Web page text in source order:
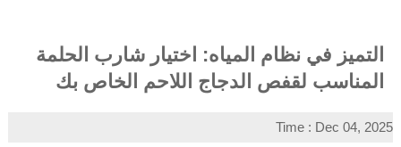
التميز في نظام المياه: اختيار شارب الحلمة
المناسب لقفص الدجاج اللاحم الخاص بك
Time : Dec 04, 2025